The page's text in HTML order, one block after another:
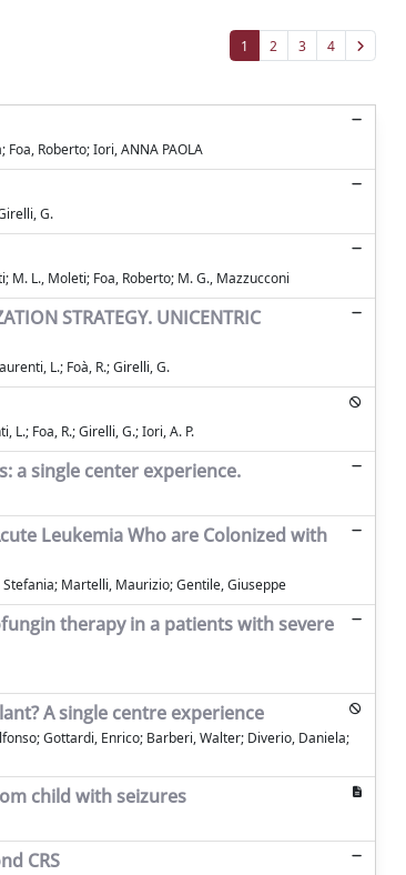
1 2 3 4
Roberto; Iori, ANNA PAOLA
G.
M. L., Moleti; Foa, Roberto; M. G., Mazzucconi
STRATEGY. UNICENTRIC
L.; Foà, R.; Girelli, G.
L.; Foa, R.; Girelli, G.; Iori, A. P.
a single center experience.
Leukemia Who are Colonized with
Martelli, Maurizio; Gentile, Giuseppe
therapy in a patients with severe
A single centre experience
Gottardi, Enrico; Barberi, Walter; Diverio, Daniela;
child with seizures
CRS